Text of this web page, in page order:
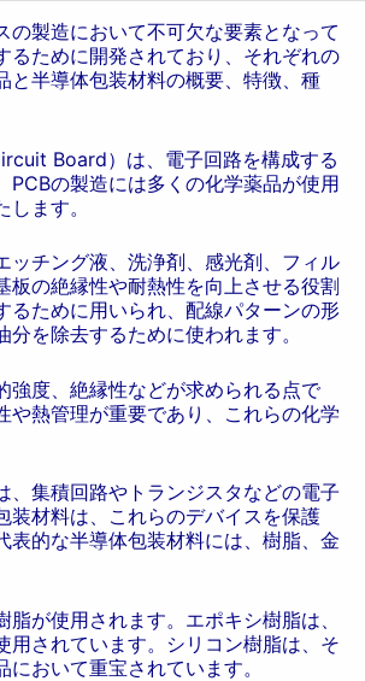
製造において不可欠な要素となって
るために開発されており、それぞれの
と半導体包装材料の概要、特徴、種
Board）は、電子回路を構成する
の製造には多くの化学薬品が使用
ます。
ッチング液、洗浄剤、感光剤、フィル
の絶縁性や耐熱性を向上させる役割
るために用いられ、配線パターンの形
を除去するために使われます。
強度、絶縁性などが求められる点で
熱管理が重要であり、これらの化学
集積回路やトランジスタなどの電子
装材料は、これらのデバイスを保護
表的な半導体包装材料には、樹脂、金
が使用されます。エポキシ樹脂は、
されています。シリコン樹脂は、そ
おいて重宝されています。